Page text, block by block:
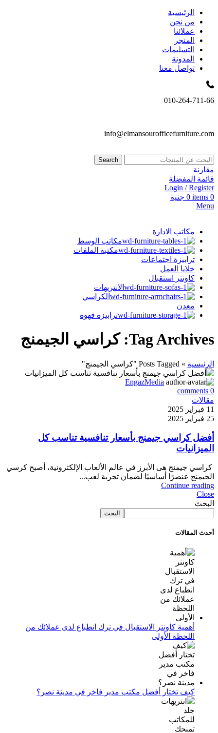
الرئيسية
من نحن
عملائنا
المتجر
التسليمات
المدونة
تواصل معنا
010-264-711-66
info@elmansourofficefurniture.com
Search
مقارنة
قائمة المفضلة
Login / Register
0
items
0 جنية
Menu
مكاتب الادارة
مكاتب الوسط
مكتبة الملفات
ترابيزة اجتماعات
خلايا العمل
كاونتر استقبال
الانتريهات
الكراسي
معدن
ترابيزة قهوة
Tag Archives: كراسي الجيمنج
الرئيسية » Posts Tagged "كراسي الجيمنج"
EngazMedia
0
comments
مقالات
11 فبراير 2025
25 فبراير 2025
أفضل كراسي جيمنج بأسعار تنافسية تناسب كل
الميزانيات
كراسي جيمنج هى الأبرز في عالم الألعاب الإلكترونية، أصبح كرسي
الجيمنج عنصرًا أساسيًا لضمان تجربة لعب...
Continue reading
Close
البحث
البحث
أحدث المقالات
أهمية كاونتر الاستقبال في ترك انطباع لدى عملائك من
اللحظة الأولى
كيف تختار أفضل مكتب مدير فاخر في مدينة نصر؟